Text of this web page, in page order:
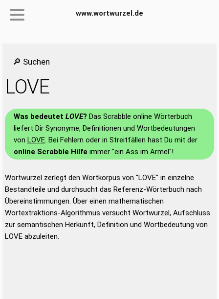
www.wortwurzel.de
🔎 Suchen
LOVE
Was bedeutet LOVE? Das Scrabble online Wörterbuch
liefert Dir Synonyme, Definitionen und Wortbedeutungen
von LOVE. Bei Fehlern oder in Streitfällen hast Du mit der
online Scrabble Hilfe immer "ein Ass im Ärmel"!
Wortwurzel zerlegt den Wortkorpus von "LOVE" in einzelne
Bestandteile und durchsucht das Referenz-Wörterbuch nach
Übereinstimmungen. Über einen mathematischen
Wortextraktions-Algorithmus versucht Wortwurzel, Aufschluss
zur semantischen Herkunft, Definition und Wortbedeutung von
LOVE abzuleiten.